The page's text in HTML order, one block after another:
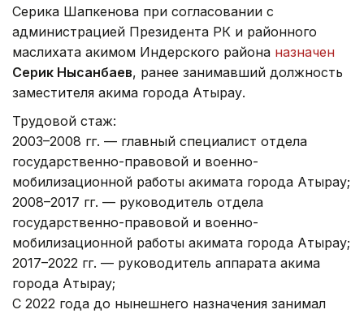
Серика Шапкенова при согласовании с
администрацией Президента РК и районного
маслихата акимом Индерского района назначен
Серик Нысанбаев, ранее занимавший должность
заместителя акима города Атырау.
Трудовой стаж:
2003–2008 гг. — главный специалист отдела
государственно-правовой и военно-
мобилизационной работы акимата города Атырау;
2008–2017 гг. — руководитель отдела
государственно-правовой и военно-
мобилизационной работы акимата города Атырау;
2017–2022 гг. — руководитель аппарата акима
города Атырау;
С 2022 года до нынешнего назначения занимал